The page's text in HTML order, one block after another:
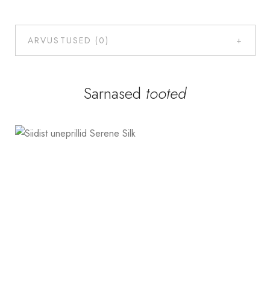
ARVUSTUSED (0)
Sarnased tooted